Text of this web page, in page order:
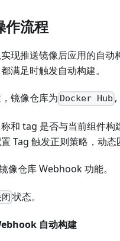
作流程
现推送镜像后应用的自
满足时触发自动构建。
镜像仓库为 Docker Hub ,
和 tag 是否与当前组件
Tag 触发正则策略，动态
像仓库 Webhook 功能。
状态。
自动构建